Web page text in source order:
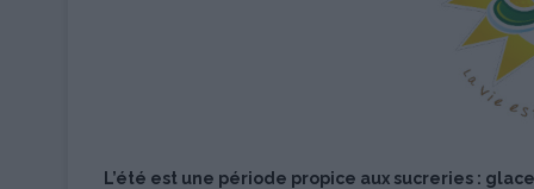
L’été est une période propice aux sucreries :